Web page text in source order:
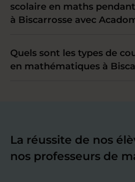
scolaire en maths
à Biscarrosse avec
Quels sont les types de
en mathématiques à
La réussite de nos
nos professeurs de